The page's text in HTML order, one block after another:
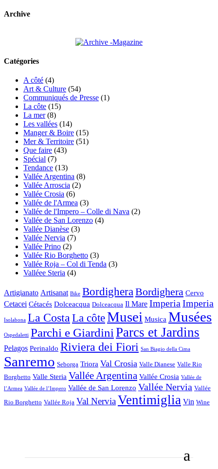
Archive
Catégories
A côté (4)
Art & Culture (54)
Communiqués de Presse (1)
La côte (15)
La mer(8)
Les vallées (14)
Manger & Boire (15)
Mer & Territoire (51)
Que faire (43)
Spécial (7)
Tendance (13)
Vallée Argentina (8)
Vallée Arroscia (2)
Vallée Crosia (6)
Vallée de l'Armea (3)
Vallée de l'Impero – Colle di Nava (2)
Vallée de San Lorenzo (4)
Vallée Dianèse (3)
Vallée Nervia (7)
Vallée Prino (2)
Vallée Rio Borghetto (3)
Vallée Roja – Col di Tenda (3)
Valléee Steria (4)
Artigianato Artisanat Bike Bordighera Bordighera Cervo
Cetacei Cétacés Dolceacqua Dolceacqua Il Mare Imperia Imperia
Isolabona La Costa La côteMusei Musica Musées
Ospedaletti Parchi e Giardini Parcs et Jardins
Pelagos Perinaldo Riviera dei Fiori San Biagio della Cima
Sanremo Seborga Triora Val Crosia Valle Dianese Valle Rio
Borghetto Valle Steria Vallée Argentina Vallée Crosia Vallée de
l’Armea Vallée de l’Impero Vallée de San Lorenzo Vallée Nervia Vallée
Rio Borghetto Vallée Roja Val NerviaVentimiglia Vin Wine